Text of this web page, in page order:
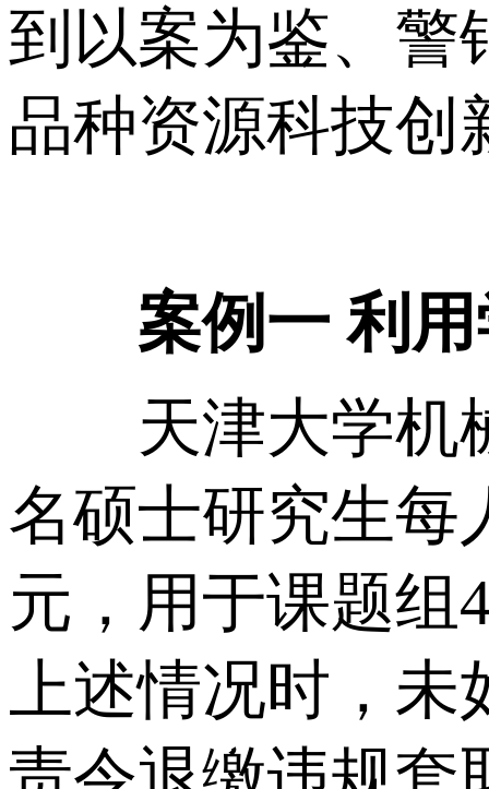
到以案为鉴、警
品种资源科技创
案例一 利
天津大学机械
名硕士研究生每
元，用于课题组
上述情况时，未